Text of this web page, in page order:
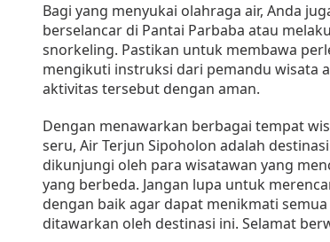
Bagi yang menyukai olahraga air, Anda
berselancar di Pantai Parbaba atau
snorkeling. Pastikan untuk membawa
mengikuti instruksi dari pemandu wisata
aktivitas tersebut dengan aman.
Dengan menawarkan berbagai tempat
seru, Air Terjun Sipoholon adalah
dikunjungi oleh para wisatawan yang
yang berbeda. Jangan lupa untuk
dengan baik agar dapat menikmati
ditawarkan oleh destinasi ini. Selamat